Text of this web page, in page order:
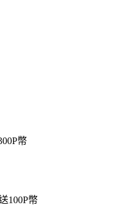
幣
100P幣